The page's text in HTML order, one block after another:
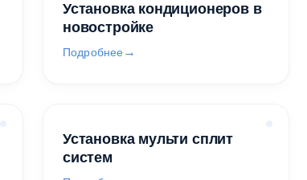
Установка кондиционеров в
новостройке
Подробнее
Установка мульти сплит
систем